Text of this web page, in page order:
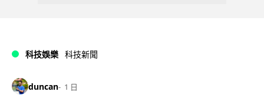
科技娛樂 科技新聞
duncan 1 日